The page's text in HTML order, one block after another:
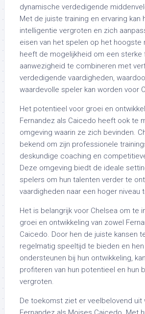
dynamische verdedigende
Met de juiste training en ervaring kan
intelligentie vergroten en zich
eisen van het spelen op het hoogste
heeft de mogelijkheid om een sterke
aanwezigheid te combineren met
verdedigende vaardigheden,
waardevolle speler kan worden voor
Het potentieel voor groei en
Fernandez als Caicedo heeft ook te
omgeving waarin ze zich bevinden.
bekend om zijn professionele
deskundige coaching en
Deze omgeving biedt de ideale
spelers om hun talenten verder te
vaardigheden naar een hoger niveau
Het is belangrijk voor Chelsea om te
groei en ontwikkeling van zowel
Caicedo. Door hen de juiste kansen
regelmatig speeltijd te bieden en
ondersteunen bij hun ontwikkeling,
profiteren van hun potentieel en hun
vergroten.
De toekomst ziet er veelbelovend uit